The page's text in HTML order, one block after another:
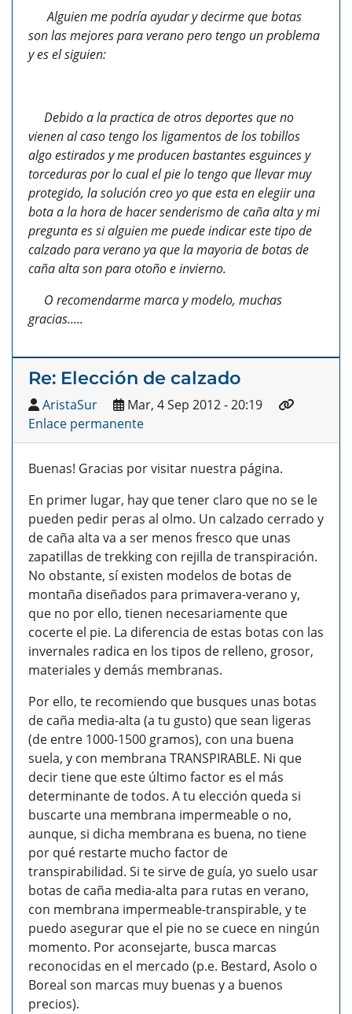
Alguien me podría ayudar y decirme que botas
son las mejores para verano pero tengo un problema
y es el siguien:
Debido a la practica de otros deportes que no
vienen al caso tengo los ligamentos de los tobillos
algo estirados y me producen bastantes esguinces y
torceduras por lo cual el pie lo tengo que llevar muy
protegido, la solución creo yo que esta en elegiir una
bota a la hora de hacer senderismo de caña alta y mi
pregunta es si alguien me puede indicar este tipo de
calzado para verano ya que la mayoria de botas de
caña alta son para otoño e invierno.
O recomendarme marca y modelo, muchas
gracias.....
Re: Elección de calzado
AristaSur
Mar, 4 Sep 2012 - 20:19
Enlace permanente
Buenas! Gracias por visitar nuestra página.
En primer lugar, hay que tener claro que no se le
pueden pedir peras al olmo. Un calzado cerrado y
de caña alta va a ser menos fresco que unas
zapatillas de trekking con rejilla de transpiración.
No obstante, sí existen modelos de botas de
montaña diseñados para primavera-verano y,
que no por ello, tienen necesariamente que
cocerte el pie. La diferencia de estas botas con las
invernales radica en los tipos de relleno, grosor,
materiales y demás membranas.
Por ello, te recomiendo que busques unas botas
de caña media-alta (a tu gusto) que sean ligeras
(de entre 1000-1500 gramos), con una buena
suela, y con membrana TRANSPIRABLE. Ni que
decir tiene que este último factor es el más
determinante de todos. A tu elección queda si
buscarte una membrana impermeable o no,
aunque, si dicha membrana es buena, no tiene
por qué restarte mucho factor de
transpirabilidad. Si te sirve de guía, yo suelo usar
botas de caña media-alta para rutas en verano,
con membrana impermeable-transpirable, y te
puedo asegurar que el pie no se cuece en ningún
momento. Por aconsejarte, busca marcas
reconocidas en el mercado (p.e. Bestard, Asolo o
Boreal son marcas muy buenas y a buenos
precios).